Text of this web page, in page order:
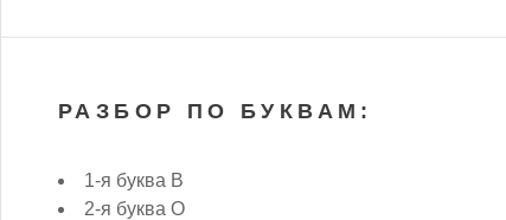
РАЗБОР ПО БУКВАМ:
1-я буква В
2-я буква О